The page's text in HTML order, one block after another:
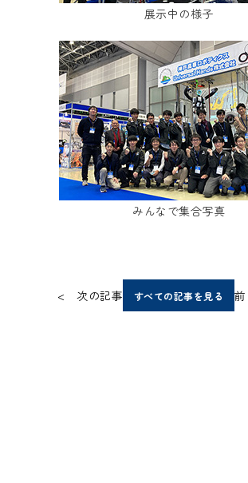
展示中の様子
みんなで集合写真
< 次の記事 すべての記事を見る